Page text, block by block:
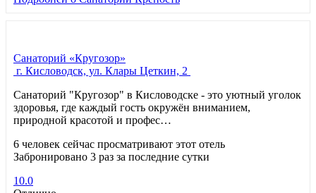
Санаторий «Кругозор»
г. Кисловодск, ул. Клары Цеткин, 2
Санаторий "Кругозор" в Кисловодске - это уютный уголок
здоровья, где каждый гость окружён вниманием,
природной красотой и профес…
6 человек сейчас просматривают этот отель
Забронировано 3 раз за последние сутки
10.0